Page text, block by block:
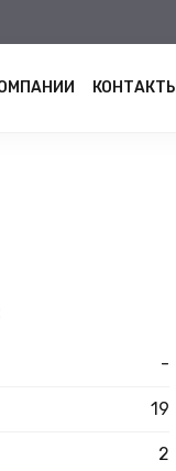
КОНТАКТЫ
-
19
2